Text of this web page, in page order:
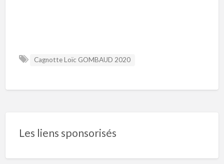
Cagnotte Loïc GOMBAUD 2020
Les liens sponsorisés